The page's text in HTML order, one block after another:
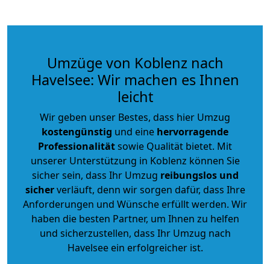
Umzüge von Koblenz nach
Havelsee: Wir machen es Ihnen
leicht
Wir geben unser Bestes, dass hier Umzug
kostengünstig und eine hervorragende
Professionalitätsowie Qualität bietet. Mit
unserer Unterstützung in Koblenz können Sie
sicher sein, dass Ihr Umzug reibungslos und
sicherverläuft, denn wir sorgen dafür, dass Ihre
Anforderungen und Wünsche erfüllt werden. Wir
haben die besten Partner, um Ihnen zu helfen
und sicherzustellen, dass Ihr Umzug nach
Havelsee ein erfolgreicher ist.